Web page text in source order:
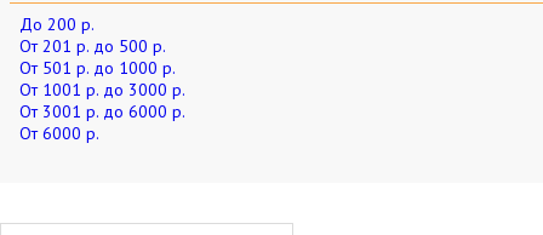
До 200 р.
От 201 р. до 500 р.
От 501 р. до 1000 р.
От 1001 р. до 3000 р.
От 3001 р. до 6000 р.
От 6000 р.